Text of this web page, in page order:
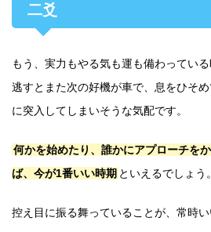
二爻
もう、実力もやる気も運も備わってい
逃すとまた次の好機が車で、息をひそ
に突入してしまいそうな気配です。
何かを始めたり、誰かにアプローチを
ば、今が1番いい時期 といえるでしょう。
控え目に振る舞っていることが、常時い